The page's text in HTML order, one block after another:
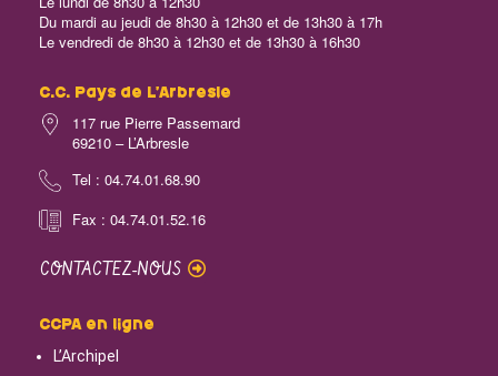
Du mardi au jeudi de 8h30 à 12h30 et de 13h30 à 17h
Le vendredi de 8h30 à 12h30 et de 13h30 à 16h30
C.C. Pays de L’Arbresle
117 rue Pierre Passemard
69210 – L’Arbresle
Tel : 04.74.01.68.90
Fax : 04.74.01.52.16
CONTACTEZ-NOUS
CCPA en ligne
L’Archipel